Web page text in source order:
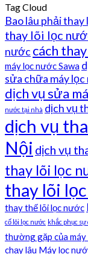
Tag Cloud
Bao lâu phải
thay lõi lọc
nước cách
máy lọc nước Sawa
sửa chữa máy
dịch vụ sửa
nước tại nhà dịch vụ
dịch vụ
Nội dịch vụ
thay lõi lọc
thay lõi
thay thế lõi lọc nước
cố lõi lọc nước khắc phục sự
thường gặp của
chạy lâu Máy lọc